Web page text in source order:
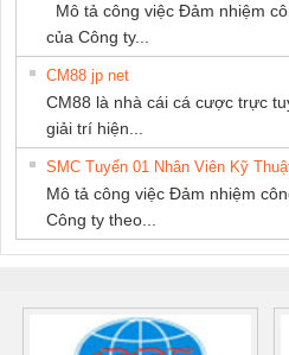
Mô tả công việc Đảm nhiệm
của Công ty...
CM88 jp net
CM88 là nhà cái cá cược trực
giải trí hiện...
SMC Tuyển 01 Nhân Viên Kỹ
Mô tả công việc Đảm nhiệm
Công ty theo...